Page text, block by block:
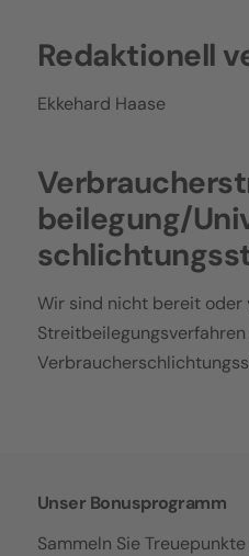
Redaktionell
Ekkehard Haase
beilegung/
Wir sind nicht bereit oder
Unser Bonusprogramm
Sammeln Sie